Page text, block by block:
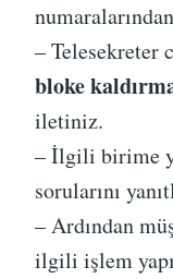
– Telesekreter
bloke
iletiniz.
– İlgili birime
sorularını
– Ardından
ilgili işlem